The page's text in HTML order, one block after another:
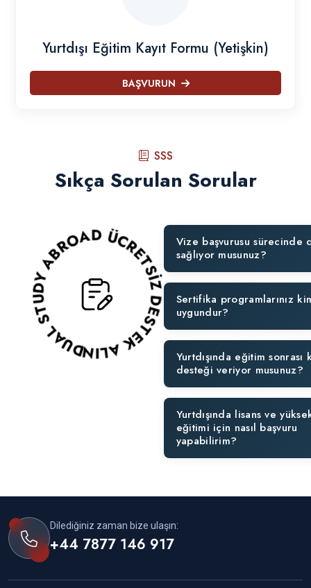
Yurtdışı Eğitim Kayıt Formu (Yetişkin)
BAŞVURUN
SSS
Sıkça Sorulan Sorular
DUAL STUDY ABROAD ÜCRETSİZ DESTEK ALIN!Vize başvurusu sürecinde
sağlıyor musunuz?
Sertifika programlarınız
uygundur?
Yurtdışında eğitim sonrası
desteği veriyor musunuz?
Yurtdışında lisans ve
eğitimi için nasıl başvuru
yapabilirim?
Dilediğiniz zaman bize ulaşın:
+44 7877 146 917